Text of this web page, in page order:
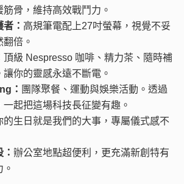
骨，維持高效戰鬥力。
： 高規筆電配上27吋螢幕，視覺不妥
倍。
頂級 Nespresso 咖啡、精力茶、隨時補
你的靈感永遠不斷電。
： 團隊聚餐、運動與娛樂活動。透過
起把這場科技長征變有趣。
的生日就是我們的大事，專屬儀式感不
辦公室地點超便利，更充滿新創特有